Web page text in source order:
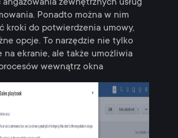
Ponadto można w nim
kroki do potwierdzenia umowy,
opcje. To narzędzie nie tylko
na ekranie, ale także umożliwia
wewnątrz okna